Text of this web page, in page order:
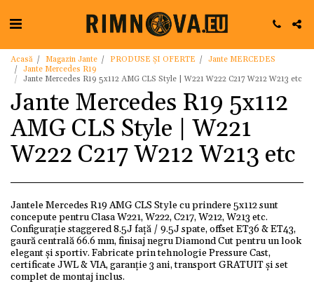
Acasă Magazin Jante PRODUSE ȘI OFERTE
Jante MERCEDES
Jante Mercedes R19
Jante Mercedes R19 5x112 AMG CLS Style | W221 W222 C217 W212 W213 etc
Jante Mercedes R19 5x112
AMG CLS Style | W221
W222 C217 W212 W213 etc
Jantele Mercedes R19 AMG CLS Style cu prindere 5x112 sunt
concepute pentru Clasa W221, W222, C217, W212, W213 etc.
Configurație staggered 8.5J față / 9.5J spate, offset ET36 & ET43,
gaură centrală 66.6 mm, finisaj negru Diamond Cut pentru un look
elegant și sportiv. Fabricate prin tehnologie Pressure Cast,
certificate JWL & VIA, garanție 3 ani, transport GRATUIT și set
complet de montaj inclus.